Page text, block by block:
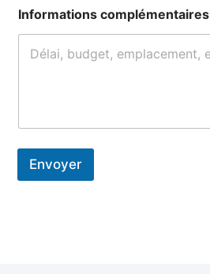
Informations complémentaires
Envoyer